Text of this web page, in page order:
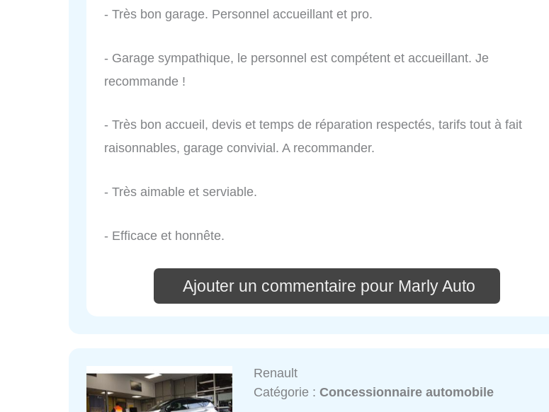
- Très bon garage. Personnel accueillant et pro.
- Garage sympathique, le personnel est compétent et accueillant. Je
recommande !
- Très bon accueil, devis et temps de réparation respectés, tarifs tout à fait
raisonnables, garage convivial. A recommander.
- Très aimable et serviable.
- Efficace et honnête.
Ajouter un commentaire pour Marly Auto
Renault
Catégorie :Concessionnaire automobile